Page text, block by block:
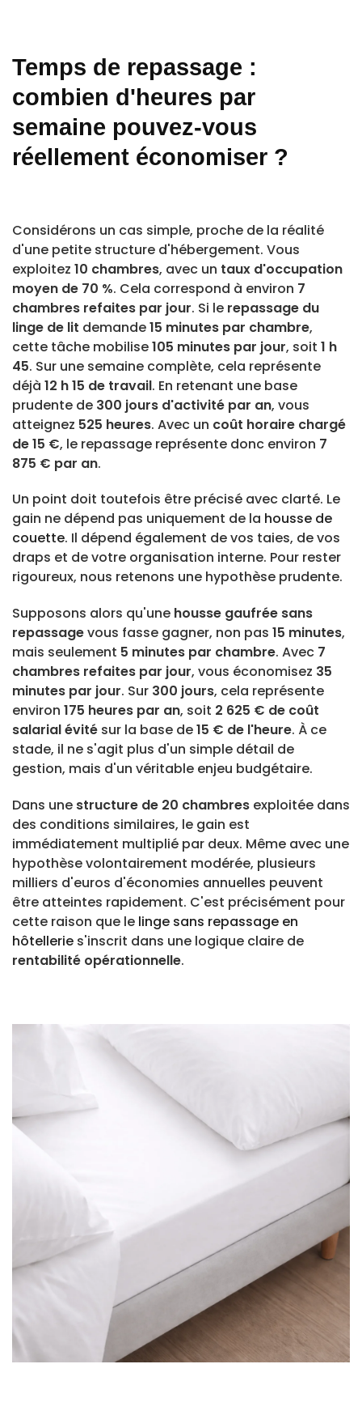
Temps de repassage :
combien d'heures par
semaine pouvez-vous
réellement économiser ?
Considérons un cas simple, proche de la réalité
d'une petite structure d'hébergement. Vous
exploitez 10 chambres, avec un taux d'occupation
moyen de 70 %. Cela correspond à environ 7
chambres refaites par jour. Si le repassage du
linge de lit demande15 minutes par chambre,
cette tâche mobilise105 minutes par jour, soit 1 h
45. Sur une semaine complète, cela représente
déjà 12 h 15 de travail. En retenant une base
prudente de 300 jours d'activité par an, vous
atteignez 525 heures. Avec un coût horaire chargé
de 15 €, le repassage représente donc environ 7
875 € par an.
Un point doit toutefois être précisé avec clarté. Le
gain ne dépend pas uniquement de la housse de
couette. Il dépend également de vos taies, de vos
draps et de votre organisation interne. Pour rester
rigoureux, nous retenons une hypothèse prudente.
Supposons alors qu'une housse gaufrée sans
repassagevous fasse gagner, non pas 15 minutes,
mais seulement 5 minutes par chambre. Avec 7
chambres refaites par jour, vous économisez 35
minutes par jour. Sur 300 jours, cela représente
environ 175 heures par an, soit 2 625 € de coût
salarial évité sur la base de15 € de l'heure. À ce
stade, il ne s'agit plus d'un simple détail de
gestion, mais d'un véritable enjeu budgétaire.
Dans une structure de 20 chambres exploitée dans
des conditions similaires, le gain est
immédiatement multiplié par deux. Même avec une
hypothèse volontairement modérée, plusieurs
milliers d'euros d'économies annuelles peuvent
être atteintes rapidement. C'est précisément pour
cette raison que le linge sans repassage en
hôtellerie s'inscrit dans une logique claire de
rentabilité opérationnelle.